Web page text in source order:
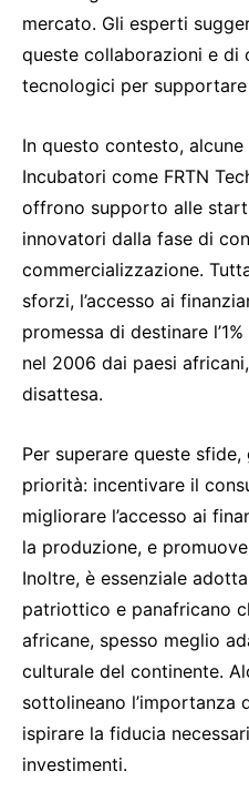
mercato. Gli esperti
queste collaborazioni e di
tecnologici per
In questo contesto,
Incubatori come FRTN
offrono supporto alle
innovatori dalla fase di
commercializzazione.
sforzi, l’accesso ai
promessa di destinare
nel 2006 dai paesi
disattesa.
Per superare queste
priorità: incentivare il
migliorare l’accesso ai
la produzione, e
Inoltre, è essenziale
patriottico e panafricano
africane, spesso meglio
culturale del continente.
sottolineano l’importanza
ispirare la fiducia
investimenti.